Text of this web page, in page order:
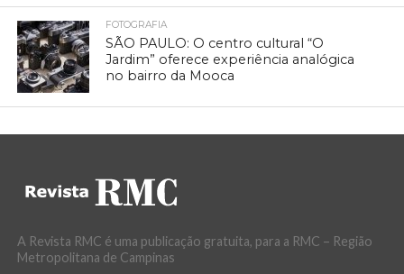
FOTOGRAFIA
SÃO PAULO: O centro cultural “O
Jardim” oferece experiência analógica
no bairro da Mooca
A Revista RMC é uma publicação gratuita, para a RMC – Região
Metropolitana de Campinas